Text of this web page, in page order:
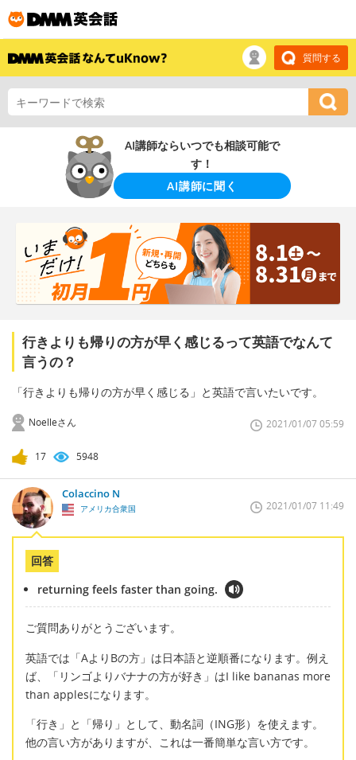
質問する
AI講師ならいつでも相談可能で
す！
AI講師に聞く
行きよりも帰りの方が早く感じるって英語でなんて
言うの？
「行きよりも帰りの方が早く感じる」と英語で言いたいです。
Noelleさん 2021/01/07 05:59
17 5948
Colaccino N
アメリカ合衆国 2021/01/07 11:49
回答
returning feels faster than going.
ご質問ありがとうございます。
英語では「AよりBの方」は日本語と逆順番になります。例え
ば、「リンゴよりバナナの方が好き」はI like bananas more
than applesになります。
「行き」と「帰り」として、動名詞（ING形）を使えます。
他の言い方がありますが、これは一番簡単な言い方です。